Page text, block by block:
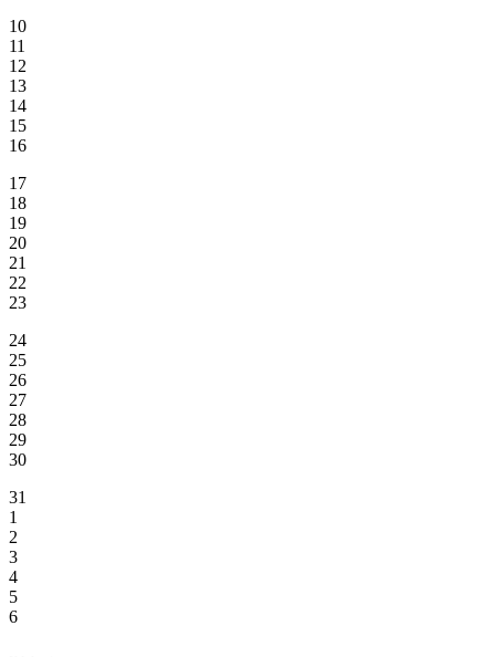
10
11
12
13
14
15
16
17
18
19
20
21
22
23
24
25
26
27
28
29
30
31
1
2
3
4
5
6